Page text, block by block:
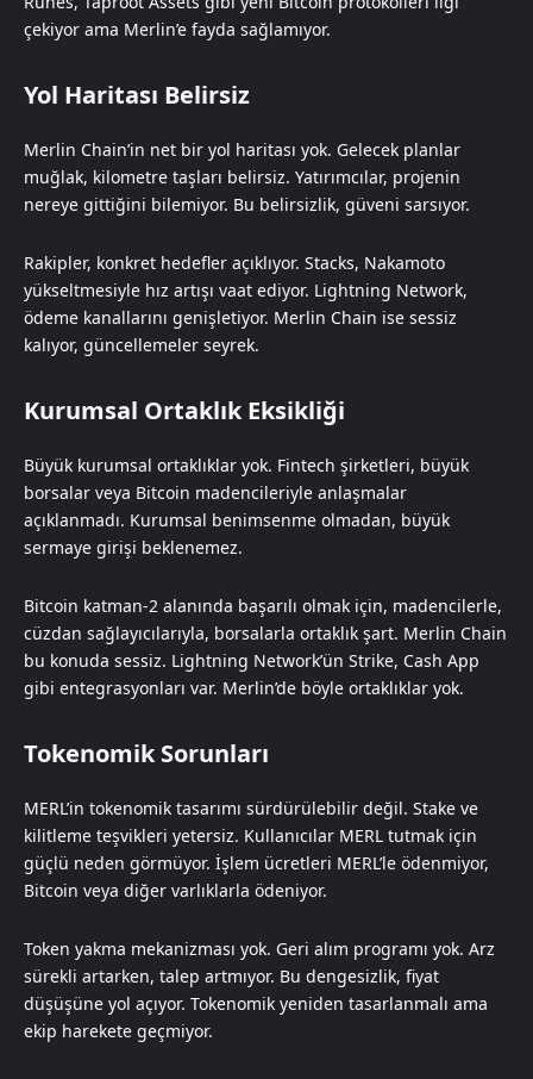
çekiyor ama Merlin’e fayda sağlamıyor.
Yol Haritası Belirsiz
Merlin Chain’in net bir yol haritası yok. Gelecek planlar
muğlak, kilometre taşları belirsiz. Yatırımcılar, projenin
nereye gittiğini bilemiyor. Bu belirsizlik, güveni sarsıyor.
Rakipler, konkret hedefler açıklıyor. Stacks, Nakamoto
yükseltmesiyle hız artışı vaat ediyor. Lightning Network,
ödeme kanallarını genişletiyor. Merlin Chain ise sessiz
kalıyor, güncellemeler seyrek.
Kurumsal Ortaklık Eksikliği
Büyük kurumsal ortaklıklar yok. Fintech şirketleri, büyük
borsalar veya Bitcoin madencileriyle anlaşmalar
açıklanmadı. Kurumsal benimsenme olmadan, büyük
sermaye girişi beklenemez.
Bitcoin katman-2 alanında başarılı olmak için, madencilerle,
cüzdan sağlayıcılarıyla, borsalarla ortaklık şart. Merlin Chain
bu konuda sessiz. Lightning Network’ün Strike, Cash App
gibi entegrasyonları var. Merlin’de böyle ortaklıklar yok.
Tokenomik Sorunları
MERL’in tokenomik tasarımı sürdürülebilir değil. Stake ve
kilitleme teşvikleri yetersiz. Kullanıcılar MERL tutmak için
güçlü neden görmüyor. İşlem ücretleri MERL’le ödenmiyor,
Bitcoin veya diğer varlıklarla ödeniyor.
Token yakma mekanizması yok. Geri alım programı yok. Arz
sürekli artarken, talep artmıyor. Bu dengesizlik, fiyat
düşüşüne yol açıyor. Tokenomik yeniden tasarlanmalı ama
ekip harekete geçmiyor.